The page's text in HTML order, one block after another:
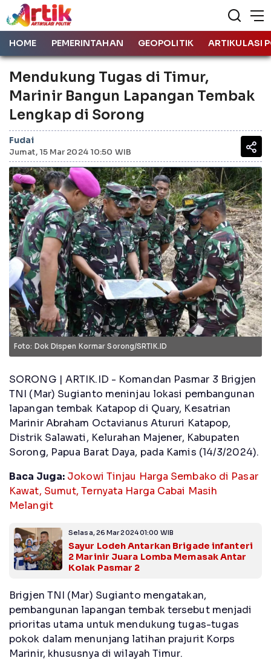
HOME PEMERINTAHAN GEOPOLITIK ARTIKULASI
Mendukung Tugas di Timur,
Marinir Bangun Lapangan Tembak
Lengkap di Sorong
Fudai
Jumat, 15 Mar 2024 10:50 WIB
Foto: Dok Dispen Kormar Sorong/SRTIK.ID
SORONG | ARTIK.ID - Komandan Pasmar 3 Brigjen
TNI (Mar) Sugianto meninjau lokasi pembangunan
lapangan tembak Katapop di Quary, Kesatrian
Marinir Abraham Octavianus Atururi Katapop,
Distrik Salawati, Kelurahan Majener, Kabupaten
Sorong, Papua Barat Daya, pada Kamis (14/3/2024).
Baca Juga: Jokowi Tinjau Harga Sembako di Pasar
Kawat, Sumut, Ternyata Harga Cabai Masih
Melangit
Selasa, 26 Mar 2024 01:00 WIB
Sayur Lodeh Antarkan Brigade infanteri
2 Marinir Juara Lomba Memasak Antar
Kolak Pasmar 2
Brigjen TNI (Mar) Sugianto mengatakan,
pembangunan lapangan tembak tersebut menjadi
prioritas utama untuk mendukung tugas-tugas
pokok dalam menunjang latihan prajurit Korps
Marinir, khususnya di wilayah Timur.